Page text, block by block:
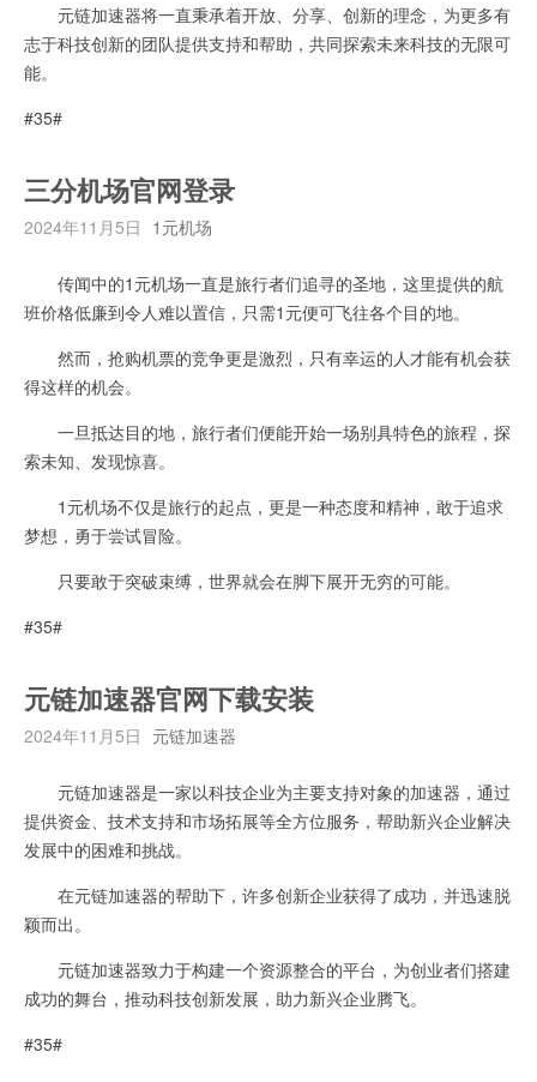
元链加速器将一直秉承着开放、分享、创新的理念，为更多有
志于科技创新的团队提供支持和帮助，共同探索未来科技的无限可
能。
#35#
三分机场官网登录
2024年11月5日 1元机场
传闻中的1元机场一直是旅行者们追寻的圣地，这里提供的航
班价格低廉到令人难以置信，只需1元便可飞往各个目的地。
然而，抢购机票的竞争更是激烈，只有幸运的人才能有机会获
得这样的机会。
一旦抵达目的地，旅行者们便能开始一场别具特色的旅程，探
索未知、发现惊喜。
1元机场不仅是旅行的起点，更是一种态度和精神，敢于追求
梦想，勇于尝试冒险。
只要敢于突破束缚，世界就会在脚下展开无穷的可能。
#35#
元链加速器官网下载安装
2024年11月5日 元链加速器
元链加速器是一家以科技企业为主要支持对象的加速器，通过
提供资金、技术支持和市场拓展等全方位服务，帮助新兴企业解决
发展中的困难和挑战。
在元链加速器的帮助下，许多创新企业获得了成功，并迅速脱
颖而出。
元链加速器致力于构建一个资源整合的平台，为创业者们搭建
成功的舞台，推动科技创新发展，助力新兴企业腾飞。
#35#